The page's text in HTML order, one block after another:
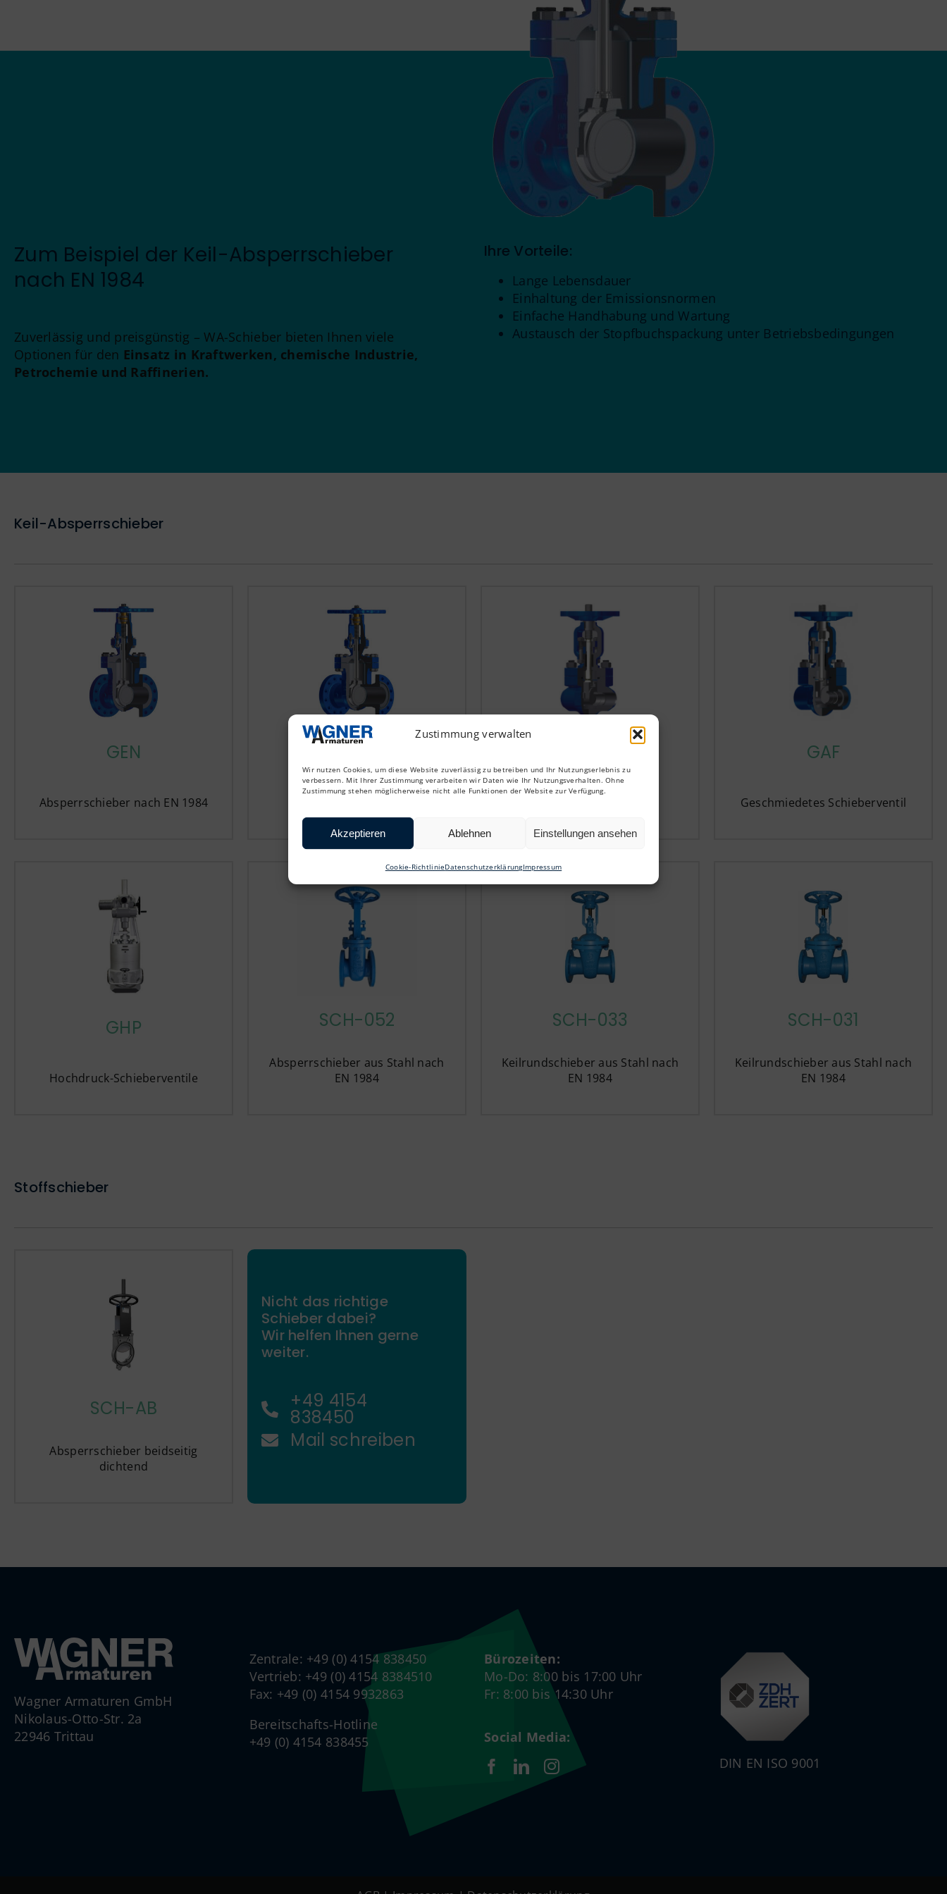
Zustimmung verwalten
Wir nutzen Cookies, um diese Website zuverlässig zu betreiben und Ihr Nutzungserlebnis zu
verbessern. Mit Ihrer Zustimmung verarbeiten wir Daten wie Ihr Nutzungsverhalten. Ohne
Zustimmung stehen möglicherweise nicht alle Funktionen der Website zur Verfügung.
Akzeptieren Ablehnen Einstellungen ansehen
Cookie-RichtlinieDatenschutzerklärungImpressum
Zum Beispiel der Keil-Absperrschieber
nach EN 1984
Zuverlässig und preisgünstig – WA-Schieber bieten Ihnen viele
Optionen für den Einsatz in Kraftwerken, chemische Industrie,
Petrochemie und Raffinerien.
Ihre Vorteile:
Lange Lebensdauer
Einhaltung der Emissionsnormen
Einfache Handhabung und Wartung
Austausch der Stopfbuchspackung unter Betriebsbedingungen
Keil-Absperrschieber
GEN
Absperrschieber nach EN 1984
Kleines geschmiedetes
GAF
Geschmiedetes Schieberventil
GHP
Hochdruck-Schieberventile
SCH-052
Absperrschieber aus Stahl nach
EN 1984
SCH-033
Keilrundschieber aus Stahl nach
EN 1984
SCH-031
Keilrundschieber aus Stahl nach
EN 1984
Stoffschieber
SCH-AB
Absperrschieber beidseitig
dichtend
Nicht das richtige
Schieber dabei?
Wir helfen Ihnen gerne
weiter.
+49 4154
838450
Mail schreiben
Wagner Armaturen GmbH
Nikolaus-Otto-Str. 2a
22946 Trittau
Zentrale: +49 (0) 4154 838450
Vertrieb: +49 (0) 4154 8384510
Fax: +49 (0) 4154 9932863
Bereitschafts-Hotline
+49 (0) 4154 838455
Bürozeiten:
Mo-Do: 8:00 bis 17:00 Uhr
Fr: 8:00 bis 14:30 Uhr
Social Media:
DIN EN ISO 9001